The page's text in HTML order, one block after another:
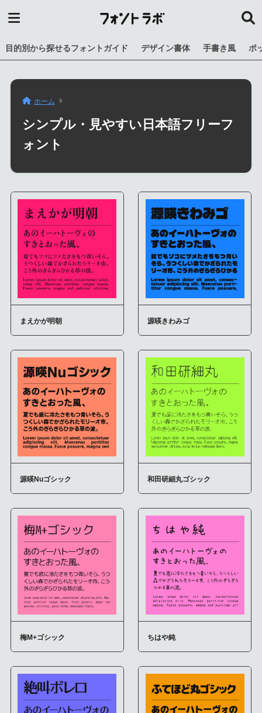
目的別から探せるフォントガイド デザイン書体 手書き風 ポ
ホーム
シンプル・見やすい日本語フリーフ
ォント
まえかが明朝 源暎きわみゴ
源暎Nuゴシック 和田研細丸ゴシック
梅M+ゴシック ちはや純